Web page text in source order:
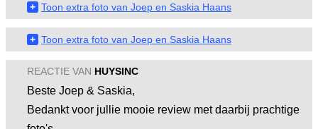
+ Toon extra foto van Joep en Saskia Haans
+ Toon extra foto van Joep en Saskia Haans
REACTIE VAN HUYSINC
Beste Joep & Saskia,
Bedankt voor jullie mooie review met daarbij prachtige